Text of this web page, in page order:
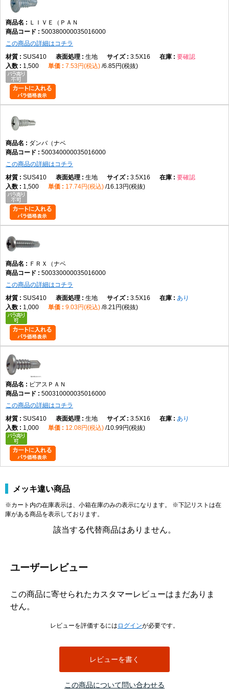
この商品について問い合わせる
ＬＩＶＥ（ＰＡＮ
500380000035016000
この商品の詳細はコチラ
SUS410
生地 3.5X16
要確認
1,500
7.53円(税込) 6.85円(税抜)
ダンバ（ナベ
500340000035016000
この商品の詳細はコチラ
SUS410
生地 3.5X16
要確認
1,500
17.74円(税込) 16.13円(税抜)
ＦＲＸ（ナベ
500330000035016000
この商品の詳細はコチラ
SUS410
生地 3.5X16
あり
1,000
9.03円(税込) 8.21円(税抜)
ピアスＰＡＮ
500310000035016000
この商品の詳細はコチラ
SUS410
生地 3.5X16
あり
1,000
12.08円(税込) 10.99円(税抜)
メッキ違い商品
※カート内の在庫表示は、小箱在庫のみの表示になります。 ※下記リストは在
庫がある商品を表示しております。
該当する代替商品はありません。
ユーザーレビュー
この商品に寄せられたカスタマーレビューはまだありま
せん。
レビューを評価するには ログインが必要です。
レビューを書く